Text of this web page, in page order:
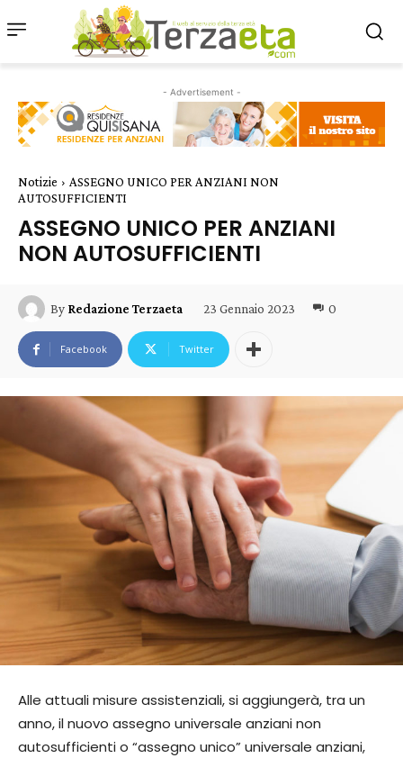
- Advertisement -
Notizie
ASSEGNO UNICO PER ANZIANI NON
AUTOSUFFICIENTI
ASSEGNO UNICO PER ANZIANI
NON AUTOSUFFICIENTI
By Redazione Terzaeta 23 Gennaio 2023 0
Facebook Twitter
Alle attuali misure assistenziali, si aggiungerà, tra un
anno, il nuovo assegno universale anziani non
autosufficienti o “assegno unico” universale anziani,